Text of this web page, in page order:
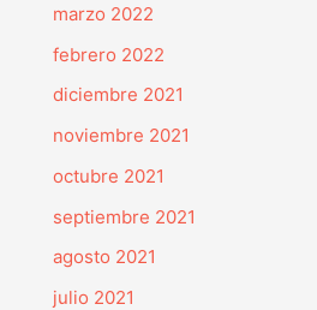
marzo 2022
febrero 2022
diciembre 2021
noviembre 2021
octubre 2021
septiembre 2021
agosto 2021
julio 2021